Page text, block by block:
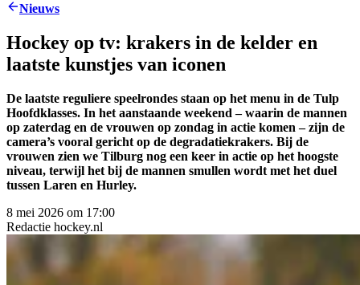
Nieuws
Hockey op tv: krakers in de kelder en
laatste kunstjes van iconen
De laatste reguliere speelrondes staan op het menu in de Tulp
Hoofdklasses. In het aanstaande weekend – waarin de mannen
op zaterdag en de vrouwen op zondag in actie komen – zijn de
camera’s vooral gericht op de degradatiekrakers. Bij de
vrouwen zien we Tilburg nog een keer in actie op het hoogste
niveau, terwijl het bij de mannen smullen wordt met het duel
tussen Laren en Hurley.
8 mei 2026 om 17:00
Redactie hockey.nl